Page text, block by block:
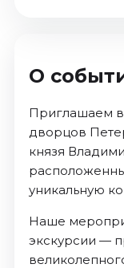
О
Приглашаем
дворцов
князя
уникальную
Наше
экскурсии —